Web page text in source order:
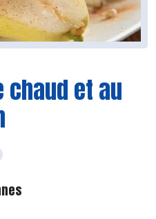
chaud et au